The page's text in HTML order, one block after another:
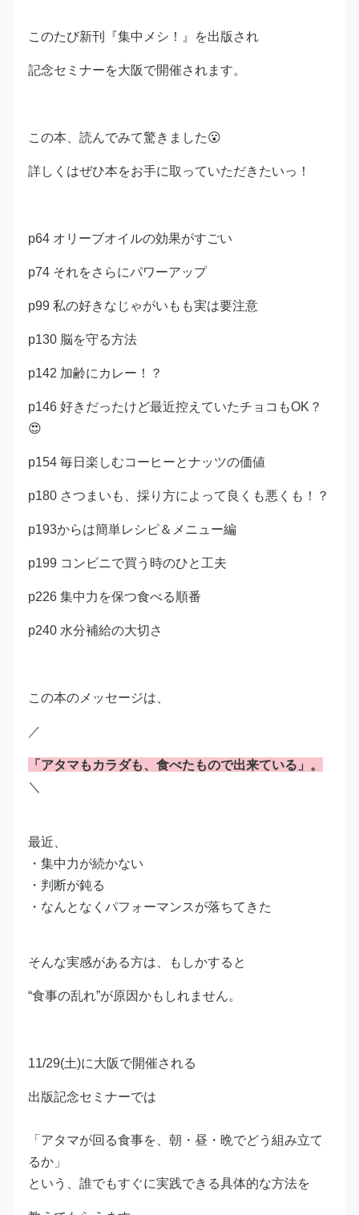
このたび新刊『集中メシ！』を出版され
記念セミナーを大阪で開催されます。
この本、読んでみて驚きました😮
詳しくはぜひ本をお手に取っていただきたいっ！
p64 オリーブオイルの効果がすごい
p74 それをさらにパワーアップ
p99 私の好きなじゃがいもも実は要注意
p130 脳を守る方法
p142 加齢にカレー！？
p146 好きだったけど最近控えていたチョコもOK？
😍
p154 毎日楽しむコーヒーとナッツの価値
p180 さつまいも、採り方によって良くも悪くも！？
p193からは簡単レシピ＆メニュー編
p199 コンビニで買う時のひと工夫
p226 集中力を保つ食べる順番
p240 水分補給の大切さ
この本のメッセージは、
／
「アタマもカラダも、食べたもので出来ている」。
＼
最近、
・集中力が続かない
・判断が鈍る
・なんとなくパフォーマンスが落ちてきた
そんな実感がある方は、もしかすると
“食事の乱れ”が原因かもしれません。
11/29(土)に大阪で開催される
出版記念セミナーでは
「アタマが回る食事を、朝・昼・晩でどう組み立て
るか」
という、誰でもすぐに実践できる具体的な方法を